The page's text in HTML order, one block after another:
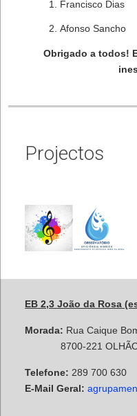
Francisco Dias
Afonso Sancho
Obrigado a todos!
Projectos
EB 2,3 João da Rosa
Morada: Rua Caique
8700-221
Telefone: 289 700 630
E-Mail Geral: